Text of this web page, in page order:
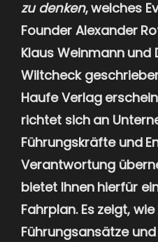
zu denken, welches
Founder Alexander
Klaus Weinmann und
Wiltcheck
Haufe Verlag
richtet sich an
Führungskräfte und
Verantwortung
bietet Ihnen hierfür
Fahrplan. Es zeigt,
Führungsansätze